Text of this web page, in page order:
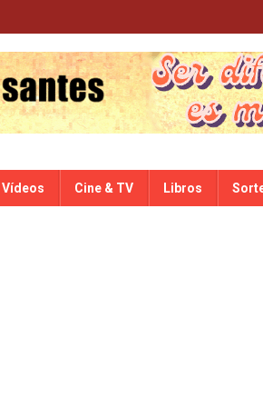
Vídeos Cine & TV Libros